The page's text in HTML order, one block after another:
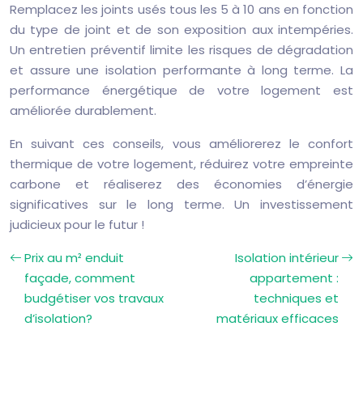
Remplacez les joints usés tous les 5 à 10 ans en fonction
du type de joint et de son exposition aux intempéries.
Un entretien préventif limite les risques de dégradation
et assure une isolation performante à long terme. La
performance énergétique de votre logement est
améliorée durablement.
En suivant ces conseils, vous améliorerez le confort
thermique de votre logement, réduirez votre empreinte
carbone et réaliserez des économies d’énergie
significatives sur le long terme. Un investissement
judicieux pour le futur !
Prix au m² enduit
façade, comment
budgétiser vos travaux
d’isolation?
Isolation intérieur
appartement :
techniques et
matériaux efficaces